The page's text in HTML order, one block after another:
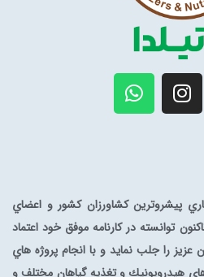
پيشروترين كشاورزان كشور و اعضاي
توانسته در كارنامه موفق خود اعتماد
عزيز را جلب نمايد و با انجام پروژه هاي
هيدروپونيك و تغذيه گياهان مختلف و